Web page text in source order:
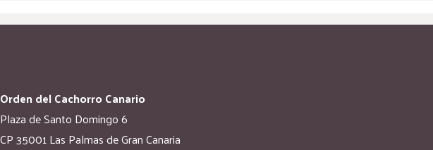
Orden del Cachorro Canario
Plaza de Santo Domingo 6
CP 35001 Las Palmas de Gran Canaria